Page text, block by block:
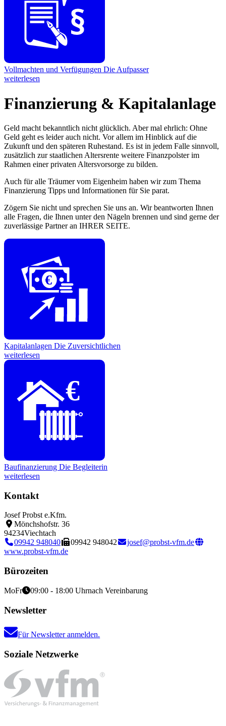
Vollmachten und Verfügungen Die Aufpasser
weiterlesen
Finanzierung & Kapitalanlage
Geld macht bekanntlich nicht glücklich. Aber mal ehrlich: Ohne
Geld geht es leider auch nicht. Vor allem im Hinblick auf die
Zukunft und den späteren Ruhestand. Es ist in jedem Falle sinnvoll,
zusätzlich zur staatlichen Altersrente weitere Finanzpolster im
Rahmen einer privaten Altersvorsorge zu bilden.
Auch für alle Träumer vom Eigenheim haben wir zum Thema
Finanzierung Tipps und Informationen für Sie parat.
Zögern Sie nicht und sprechen Sie uns an. Wir beantworten Ihnen
alle Fragen, die Ihnen unter den Nägeln brennen und sind gerne der
zuverlässige Partner an IHRER SEITE.
€
Kapitalanlagen Die Zuversichtlichen
weiterlesen
€
Baufinanzierung Die Begleiterin
weiterlesen
Kontakt
Josef Probst e.Kfm.
Mönchshofstr. 36
94234Viechtach
09942 948040
09942 948042
josef@probst-vfm.de
www.probst-vfm.de
Bürozeiten
MoFr 09:00 - 18:00 Uhrnach Vereinbarung
Newsletter
Für Newsletter anmelden.
Soziale Netzwerke